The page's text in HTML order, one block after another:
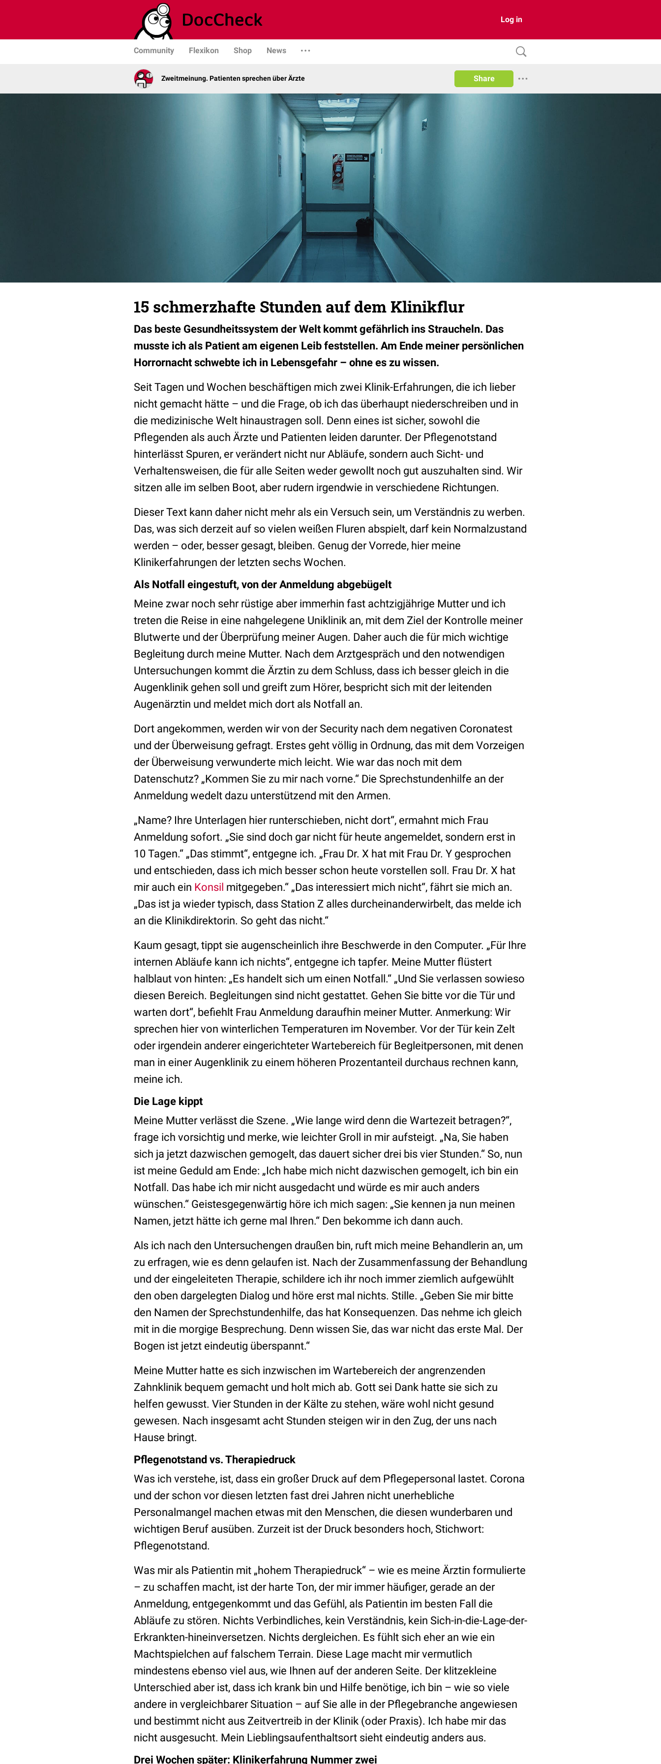
Log in
Community Flexikon Shop News
Zweitmeinung. Patienten sprechen über Ärzte Share
15 schmerzhafte Stunden auf dem Klinikflur
Das beste Gesundheitssystem der Welt kommt gefährlich ins Straucheln. Das
musste ich als Patient am eigenen Leib feststellen. Am Ende meiner persönlichen
Horrornacht schwebte ich in Lebensgefahr – ohne es zu wissen.
Seit Tagen und Wochen beschäftigen mich zwei Klinik-Erfahrungen, die ich lieber
nicht gemacht hätte – und die Frage, ob ich das überhaupt niederschreiben und in
die medizinische Welt hinaustragen soll. Denn eines ist sicher, sowohl die
Pflegenden als auch Ärzte und Patienten leiden darunter. Der Pflegenotstand
hinterlässt Spuren, er verändert nicht nur Abläufe, sondern auch Sicht- und
Verhaltensweisen, die für alle Seiten weder gewollt noch gut auszuhalten sind. Wir
sitzen alle im selben Boot, aber rudern irgendwie in verschiedene Richtungen.
Dieser Text kann daher nicht mehr als ein Versuch sein, um Verständnis zu werben.
Das, was sich derzeit auf so vielen weißen Fluren abspielt, darf kein Normalzustand
werden – oder, besser gesagt, bleiben. Genug der Vorrede, hier meine
Klinikerfahrungen der letzten sechs Wochen.
Als Notfall eingestuft, von der Anmeldung abgebügelt
Meine zwar noch sehr rüstige aber immerhin fast achtzigjährige Mutter und ich
treten die Reise in eine nahgelegene Uniklinik an, mit dem Ziel der Kontrolle meiner
Blutwerte und der Überprüfung meiner Augen. Daher auch die für mich wichtige
Begleitung durch meine Mutter. Nach dem Arztgespräch und den notwendigen
Untersuchungen kommt die Ärztin zu dem Schluss, dass ich besser gleich in die
Augenklinik gehen soll und greift zum Hörer, bespricht sich mit der leitenden
Augenärztin und meldet mich dort als Notfall an.
Dort angekommen, werden wir von der Security nach dem negativen Coronatest
und der Überweisung gefragt. Erstes geht völlig in Ordnung, das mit dem Vorzeigen
der Überweisung verwunderte mich leicht. Wie war das noch mit dem
Datenschutz? „Kommen Sie zu mir nach vorne.“ Die Sprechstundenhilfe an der
Anmeldung wedelt dazu unterstützend mit den Armen.
„Name? Ihre Unterlagen hier runterschieben, nicht dort“, ermahnt mich Frau
Anmeldung sofort. „Sie sind doch gar nicht für heute angemeldet, sondern erst in
10 Tagen.“ „Das stimmt“, entgegne ich. „Frau Dr. X hat mit Frau Dr. Y gesprochen
und entschieden, dass ich mich besser schon heute vorstellen soll. Frau Dr. X hat
mir auch ein Konsil mitgegeben.“ „Das interessiert mich nicht“, fährt sie mich an.
„Das ist ja wieder typisch, dass Station Z alles durcheinanderwirbelt, das melde ich
an die Klinikdirektorin. So geht das nicht.“
Kaum gesagt, tippt sie augenscheinlich ihre Beschwerde in den Computer. „Für Ihre
internen Abläufe kann ich nichts“, entgegne ich tapfer. Meine Mutter flüstert
halblaut von hinten: „Es handelt sich um einen Notfall.“ „Und Sie verlassen sowieso
diesen Bereich. Begleitungen sind nicht gestattet. Gehen Sie bitte vor die Tür und
warten dort“, befiehlt Frau Anmeldung daraufhin meiner Mutter. Anmerkung: Wir
sprechen hier von winterlichen Temperaturen im November. Vor der Tür kein Zelt
oder irgendein anderer eingerichteter Wartebereich für Begleitpersonen, mit denen
man in einer Augenklinik zu einem höheren Prozentanteil durchaus rechnen kann,
meine ich.
Die Lage kippt
Meine Mutter verlässt die Szene. „Wie lange wird denn die Wartezeit betragen?“,
frage ich vorsichtig und merke, wie leichter Groll in mir aufsteigt. „Na, Sie haben
sich ja jetzt dazwischen gemogelt, das dauert sicher drei bis vier Stunden.“ So, nun
ist meine Geduld am Ende: „Ich habe mich nicht dazwischen gemogelt, ich bin ein
Notfall. Das habe ich mir nicht ausgedacht und würde es mir auch anders
wünschen.“ Geistesgegenwärtig höre ich mich sagen: „Sie kennen ja nun meinen
Namen, jetzt hätte ich gerne mal Ihren.“ Den bekomme ich dann auch.
Als ich nach den Untersuchengen draußen bin, ruft mich meine Behandlerin an, um
zu erfragen, wie es denn gelaufen ist. Nach der Zusammenfassung der Behandlung
und der eingeleiteten Therapie, schildere ich ihr noch immer ziemlich aufgewühlt
den oben dargelegten Dialog und höre erst mal nichts. Stille. „Geben Sie mir bitte
den Namen der Sprechstundenhilfe, das hat Konsequenzen. Das nehme ich gleich
mit in die morgige Besprechung. Denn wissen Sie, das war nicht das erste Mal. Der
Bogen ist jetzt eindeutig überspannt.“
Meine Mutter hatte es sich inzwischen im Wartebereich der angrenzenden
Zahnklinik bequem gemacht und holt mich ab. Gott sei Dank hatte sie sich zu
helfen gewusst. Vier Stunden in der Kälte zu stehen, wäre wohl nicht gesund
gewesen. Nach insgesamt acht Stunden steigen wir in den Zug, der uns nach
Hause bringt.
Pflegenotstand vs. Therapiedruck
Was ich verstehe, ist, dass ein großer Druck auf dem Pflegepersonal lastet. Corona
und der schon vor diesen letzten fast drei Jahren nicht unerhebliche
Personalmangel machen etwas mit den Menschen, die diesen wunderbaren und
wichtigen Beruf ausüben. Zurzeit ist der Druck besonders hoch, Stichwort:
Pflegenotstand.
Was mir als Patientin mit „hohem Therapiedruck“ – wie es meine Ärztin formulierte
– zu schaffen macht, ist der harte Ton, der mir immer häufiger, gerade an der
Anmeldung, entgegenkommt und das Gefühl, als Patientin im besten Fall die
Abläufe zu stören. Nichts Verbindliches, kein Verständnis, kein Sich-in-die-Lage-der-
Erkrankten-hineinversetzen. Nichts dergleichen. Es fühlt sich eher an wie ein
Machtspielchen auf falschem Terrain. Diese Lage macht mir vermutlich
mindestens ebenso viel aus, wie Ihnen auf der anderen Seite. Der klitzekleine
Unterschied aber ist, dass ich krank bin und Hilfe benötige, ich bin – wie so viele
andere in vergleichbarer Situation – auf Sie alle in der Pflegebranche angewiesen
und bestimmt nicht aus Zeitvertreib in der Klinik (oder Praxis). Ich habe mir das
nicht ausgesucht. Mein Lieblingsaufenthaltsort sieht eindeutig anders aus.
Drei Wochen später: Klinikerfahrung Nummer zwei